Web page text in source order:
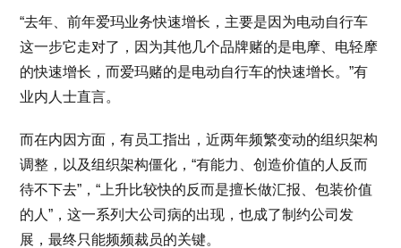
“去年、前年爱玛业务快速增长，主要是因为电动自行车
这一步它走对了，因为其他几个品牌赌的是电摩、电轻摩
的快速增长，而爱玛赌的是电动自行车的快速增长。”有
业内人士直言。
而在内因方面，有员工指出，近两年频繁变动的组织架构
调整，以及组织架构僵化，“有能力、创造价值的人反而
待不下去”，“上升比较快的反而是擅长做汇报、包装价值
的人”，这一系列大公司病的出现，也成了制约公司发
展，最终只能频频裁员的关键。